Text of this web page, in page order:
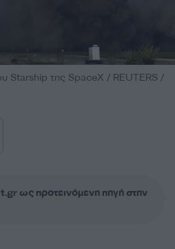
Starship της SpaceX / REUTERS /
ως προτεινόμενη πηγή στην